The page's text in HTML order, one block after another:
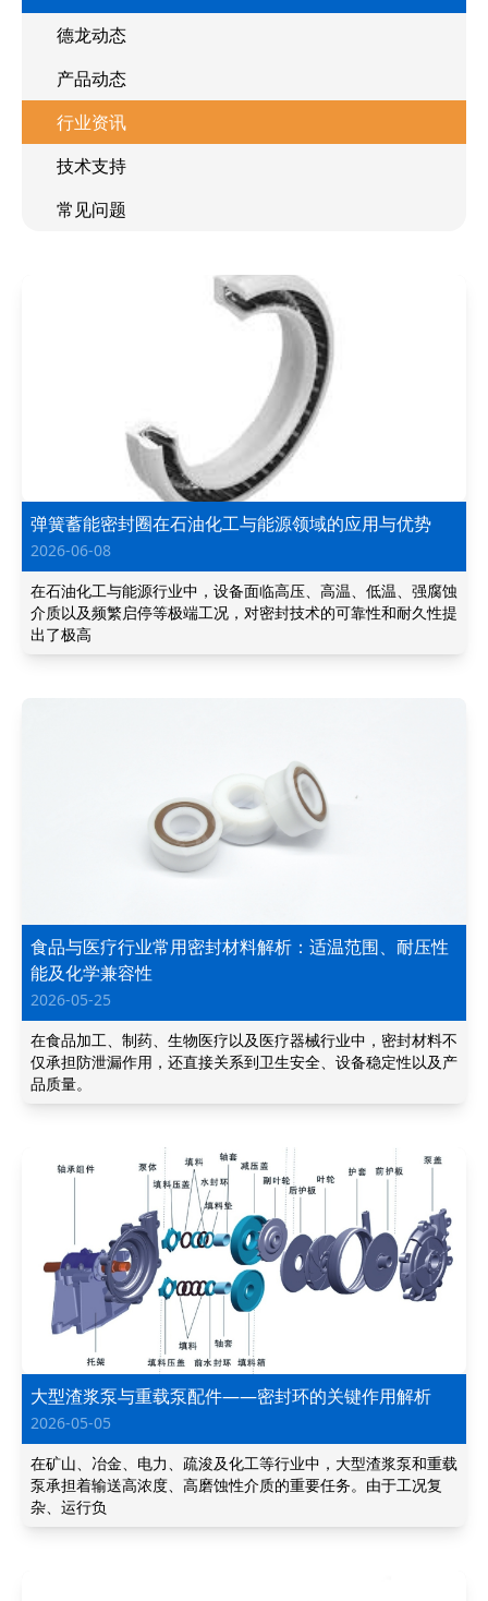
德龙动态
产品动态
行业资讯
技术支持
常见问题
弹簧蓄能密封圈在石油化工与能源领域的应用与优势
2026-06-08
在石油化工与能源行业中，设备面临高压、高温、低温、强腐蚀
介质以及频繁启停等极端工况，对密封技术的可靠性和耐久性提
出了极高
食品与医疗行业常用密封材料解析：适温范围、耐压性
能及化学兼容性
2026-05-25
在食品加工、制药、生物医疗以及医疗器械行业中，密封材料不
仅承担防泄漏作用，还直接关系到卫生安全、设备稳定性以及产
品质量。
大型渣浆泵与重载泵配件——密封环的关键作用解析
2026-05-05
在矿山、冶金、电力、疏浚及化工等行业中，大型渣浆泵和重载
泵承担着输送高浓度、高磨蚀性介质的重要任务。由于工况复
杂、运行负